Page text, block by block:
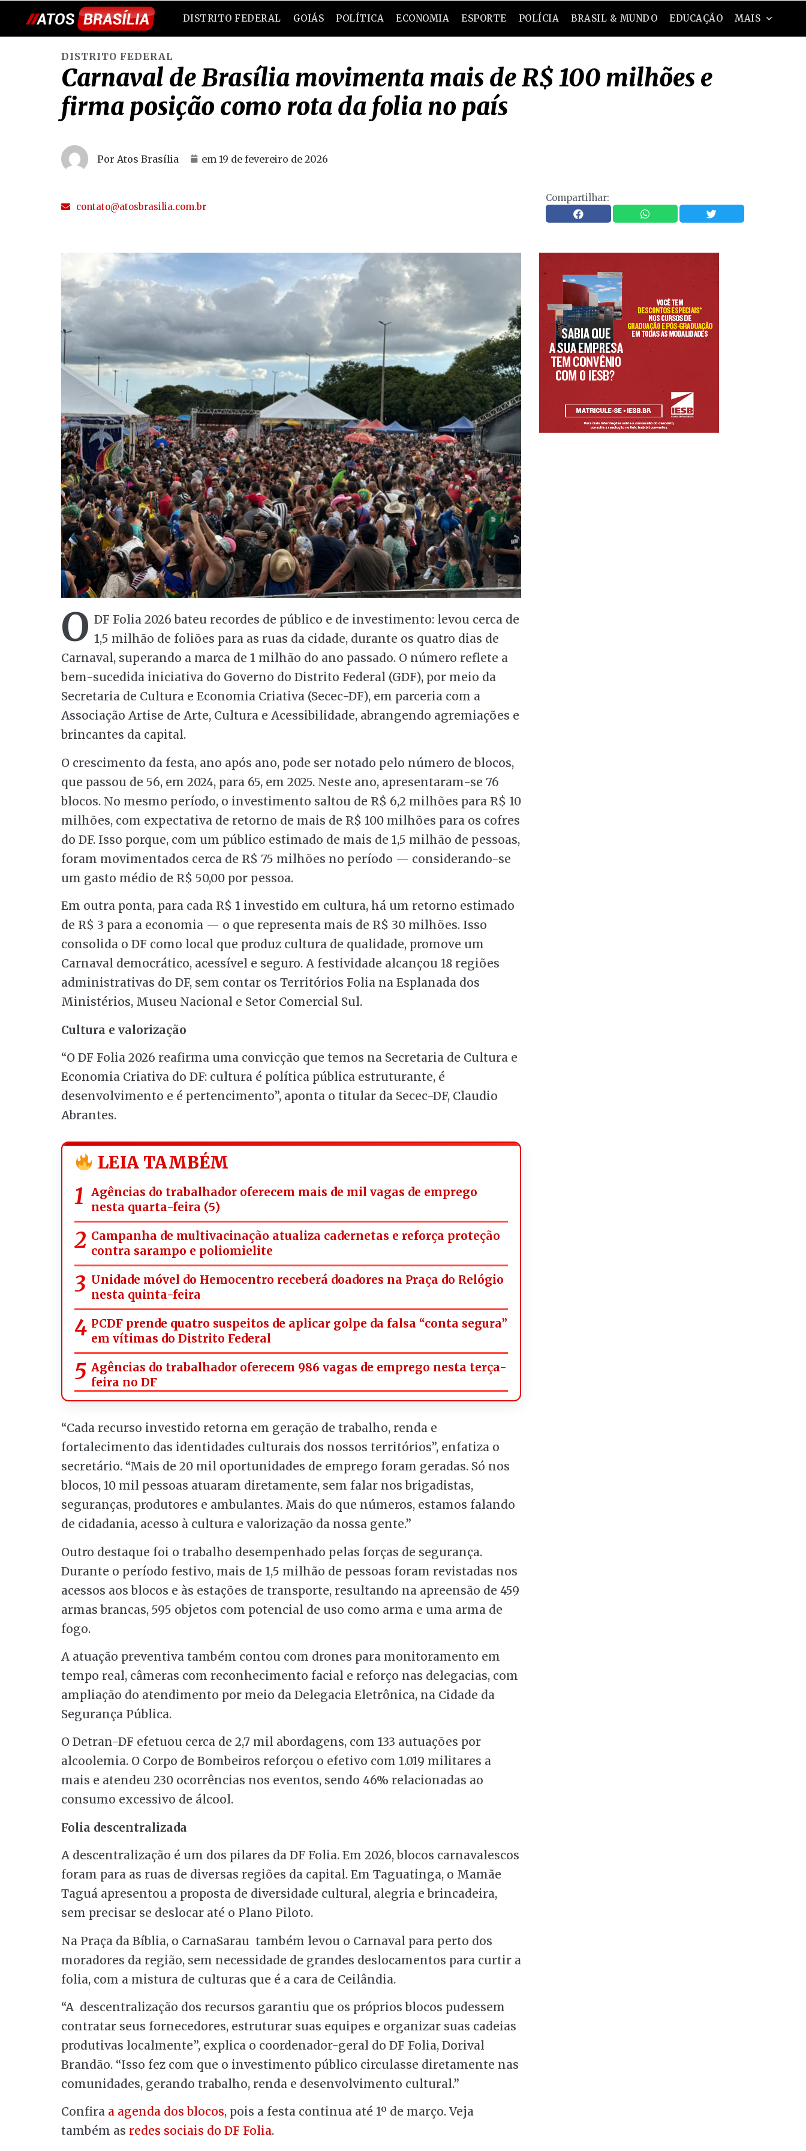
DISTRITO FEDERAL GOIÁS POLÍTICA ECONOMIA ESPORTE POLÍCIA BRASIL & MUNDO EDUCAÇÃO MAIS
DISTRITO FEDERAL
Carnaval de Brasília movimenta mais de R$ 100 milhões e
firma posição como rota da folia no país
Por Atos Brasília em 19 de fevereiro de 2026
contato@atosbrasilia.com.br
Compartilhar:
O DF Folia 2026 bateu recordes de público e de investimento: levou cerca de
1,5 milhão de foliões para as ruas da cidade, durante os quatro dias de
Carnaval, superando a marca de 1 milhão do ano passado. O número reflete a
bem-sucedida iniciativa do Governo do Distrito Federal (GDF), por meio da
Secretaria de Cultura e Economia Criativa (Secec-DF), em parceria com a
Associação Artise de Arte, Cultura e Acessibilidade, abrangendo agremiações e
brincantes da capital.
O crescimento da festa, ano após ano, pode ser notado pelo número de blocos,
que passou de 56, em 2024, para 65, em 2025. Neste ano, apresentaram-se 76
blocos. No mesmo período, o investimento saltou de R$ 6,2 milhões para R$ 10
milhões, com expectativa de retorno de mais de R$ 100 milhões para os cofres
do DF. Isso porque, com um público estimado de mais de 1,5 milhão de pessoas,
foram movimentados cerca de R$ 75 milhões no período — considerando-se
um gasto médio de R$ 50,00 por pessoa.
Em outra ponta, para cada R$ 1 investido em cultura, há um retorno estimado
de R$ 3 para a economia — o que representa mais de R$ 30 milhões. Isso
consolida o DF como local que produz cultura de qualidade, promove um
Carnaval democrático, acessível e seguro. A festividade alcançou 18 regiões
administrativas do DF, sem contar os Territórios Folia na Esplanada dos
Ministérios, Museu Nacional e Setor Comercial Sul.
Cultura e valorização
“O DF Folia 2026 reafirma uma convicção que temos na Secretaria de Cultura e
Economia Criativa do DF: cultura é política pública estruturante, é
desenvolvimento e é pertencimento”, aponta o titular da Secec-DF, Claudio
Abrantes.
LEIA TAMBÉM
Agências do trabalhador oferecem mais de mil vagas de emprego
nesta quarta-feira (5)
Campanha de multivacinação atualiza cadernetas e reforça proteção
contra sarampo e poliomielite
Unidade móvel do Hemocentro receberá doadores na Praça do Relógio
nesta quinta-feira
PCDF prende quatro suspeitos de aplicar golpe da falsa “conta segura”
em vítimas do Distrito Federal
Agências do trabalhador oferecem 986 vagas de emprego nesta terça-
feira no DF
“Cada recurso investido retorna em geração de trabalho, renda e
fortalecimento das identidades culturais dos nossos territórios”, enfatiza o
secretário. “Mais de 20 mil oportunidades de emprego foram geradas. Só nos
blocos, 10 mil pessoas atuaram diretamente, sem falar nos brigadistas,
seguranças, produtores e ambulantes. Mais do que números, estamos falando
de cidadania, acesso à cultura e valorização da nossa gente.”
Outro destaque foi o trabalho desempenhado pelas forças de segurança.
Durante o período festivo, mais de 1,5 milhão de pessoas foram revistadas nos
acessos aos blocos e às estações de transporte, resultando na apreensão de 459
armas brancas, 595 objetos com potencial de uso como arma e uma arma de
fogo.
A atuação preventiva também contou com drones para monitoramento em
tempo real, câmeras com reconhecimento facial e reforço nas delegacias, com
ampliação do atendimento por meio da Delegacia Eletrônica, na Cidade da
Segurança Pública.
O Detran-DF efetuou cerca de 2,7 mil abordagens, com 133 autuações por
alcoolemia. O Corpo de Bombeiros reforçou o efetivo com 1.019 militares a
mais e atendeu 230 ocorrências nos eventos, sendo 46% relacionadas ao
consumo excessivo de álcool.
Folia descentralizada
A descentralização é um dos pilares da DF Folia. Em 2026, blocos carnavalescos
foram para as ruas de diversas regiões da capital. Em Taguatinga, o Mamãe
Taguá apresentou a proposta de diversidade cultural, alegria e brincadeira,
sem precisar se deslocar até o Plano Piloto.
Na Praça da Bíblia, o CarnaSarau também levou o Carnaval para perto dos
moradores da região, sem necessidade de grandes deslocamentos para curtir a
folia, com a mistura de culturas que é a cara de Ceilândia.
“A descentralização dos recursos garantiu que os próprios blocos pudessem
contratar seus fornecedores, estruturar suas equipes e organizar suas cadeias
produtivas localmente”, explica o coordenador-geral do DF Folia, Dorival
Brandão. “Isso fez com que o investimento público circulasse diretamente nas
comunidades, gerando trabalho, renda e desenvolvimento cultural.”
Confira a agenda dos blocos, pois a festa continua até 1º de março. Veja
também as redes sociais do DF Folia.